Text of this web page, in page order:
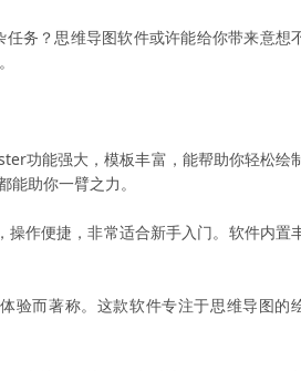
务？思维导图软件或许能给你带来意想
功能强大，模板丰富，能帮助你轻松绘
助你一臂之力。
作便捷，非常适合新手入门。软件内置
验而著称。这款软件专注于思维导图的